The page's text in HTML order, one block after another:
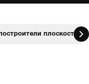
плоскостей